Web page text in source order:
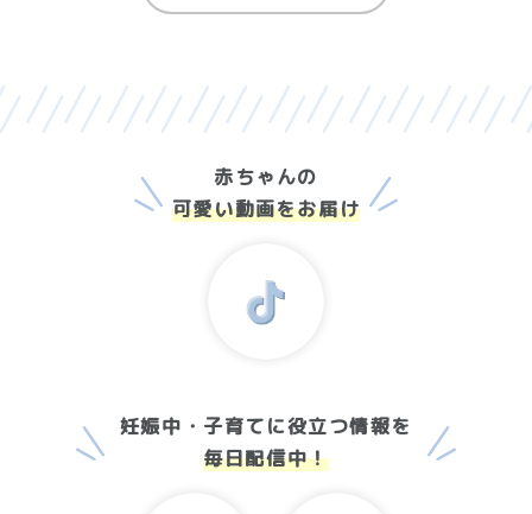
赤ちゃんの
可愛い動画をお届け
妊娠中・子育てに役立つ情報を
毎日配信中！